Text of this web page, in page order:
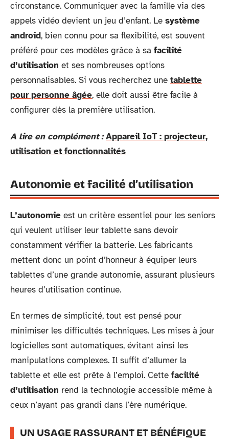
circonstance. Communiquer avec la famille via des
appels vidéo devient un jeu d’enfant. Le système
android, bien connu pour sa flexibilité, est souvent
préféré pour ces modèles grâce à sa facilité
d’utilisation et ses nombreuses options
personnalisables. Si vous recherchez une tablette
pour personne âgée, elle doit aussi être facile à
configurer dès la première utilisation.
A lire en complément : Appareil IoT : projecteur,
utilisation et fonctionnalités
Autonomie et facilité d’utilisation
L’autonomie est un critère essentiel pour les seniors
qui veulent utiliser leur tablette sans devoir
constamment vérifier la batterie. Les fabricants
mettent donc un point d’honneur à équiper leurs
tablettes d’une grande autonomie, assurant plusieurs
heures d’utilisation continue.
En termes de simplicité, tout est pensé pour
minimiser les difficultés techniques. Les mises à jour
logicielles sont automatiques, évitant ainsi les
manipulations complexes. Il suffit d’allumer la
tablette et elle est prête à l’emploi. Cette facilité
d’utilisation rend la technologie accessible même à
ceux n’ayant pas grandi dans l’ère numérique.
UN USAGE RASSURANT ET BÉNÉFIQUE